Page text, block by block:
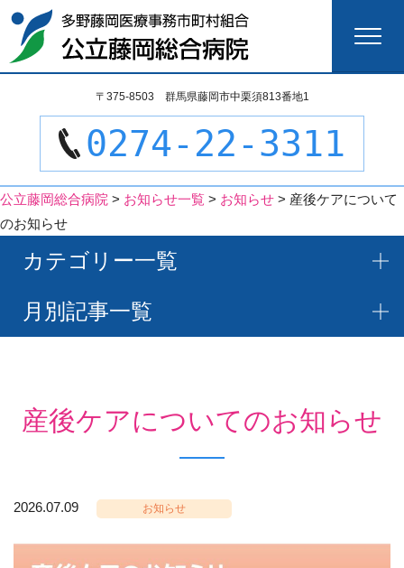
検
索:
〒375-8503 群馬県藤岡市中栗須813番地1
0274-22-3311
公立藤岡総合病院 > お知らせ一覧 > お知らせ > 産後ケアについて
のお知らせ
カテゴリー一覧
月別記事一覧
産後ケアについてのお知らせ
2026.07.09 お知らせ